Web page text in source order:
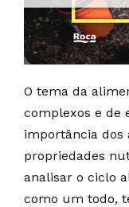
O tema da
complexos e de
importância dos
propriedades
analisar o ciclo
como um todo,